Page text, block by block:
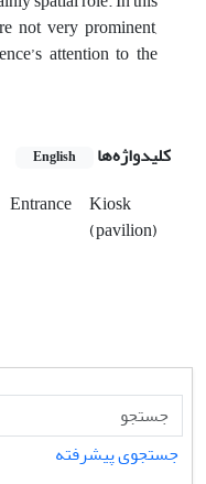
not very prominent,
attention to the
کلیدواژه‌ها English
Entrance Kiosk
(pavilion)
جستجوی پیشرفته